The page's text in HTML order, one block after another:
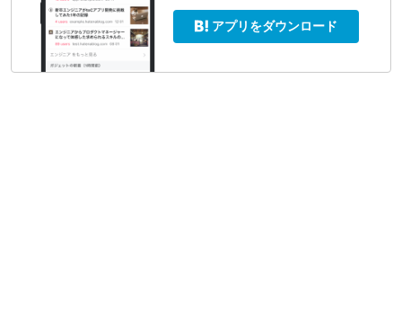
アプリをダウンロード